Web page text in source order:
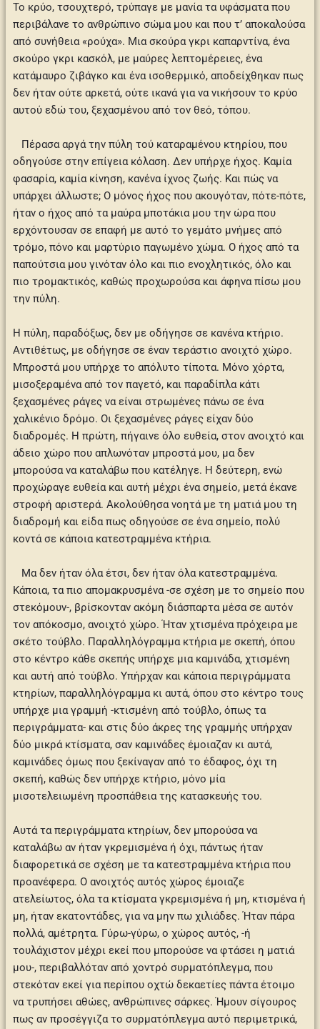
Το κρύο, τσουχτερό, τρύπαγε με μανία τα υφάσματα που
περιβάλανε το ανθρώπινο σώμα μου και που τ’ αποκαλούσα
από συνήθεια «ρούχα». Μια σκούρα γκρι καπαρντίνα, ένα
σκούρο γκρι κασκόλ, με μαύρες λεπτομέρειες, ένα
κατάμαυρο ζιβάγκο και ένα ισοθερμικό, αποδείχθηκαν πως
δεν ήταν ούτε αρκετά, ούτε ικανά για να νικήσουν το κρύο
αυτού εδώ του, ξεχασμένου από τον θεό, τόπου.
Πέρασα αργά την πύλη τού καταραμένου κτηρίου, που
οδηγούσε στην επίγεια κόλαση. Δεν υπήρχε ήχος. Καμία
φασαρία, καμία κίνηση, κανένα ίχνος ζωής. Και πώς να
υπάρχει άλλωστε; Ο μόνος ήχος που ακουγόταν, πότε-πότε,
ήταν ο ήχος από τα μαύρα μποτάκια μου την ώρα που
ερχόντουσαν σε επαφή με αυτό το γεμάτο μνήμες από
τρόμο, πόνο και μαρτύριο παγωμένο χώμα. Ο ήχος από τα
παπούτσια μου γινόταν όλο και πιο ενοχλητικός, όλο και
πιο τρομακτικός, καθώς προχωρούσα και άφηνα πίσω μου
την πύλη.
Η πύλη, παραδόξως, δεν με οδήγησε σε κανένα κτήριο.
Αντιθέτως, με οδήγησε σε έναν τεράστιο ανοιχτό χώρο.
Μπροστά μου υπήρχε το απόλυτο τίποτα. Μόνο χόρτα,
μισοξεραμένα από τον παγετό, και παραδίπλα κάτι
ξεχασμένες ράγες να είναι στρωμένες πάνω σε ένα
χαλικένιο δρόμο. Οι ξεχασμένες ράγες είχαν δύο
διαδρομές. Η πρώτη, πήγαινε όλο ευθεία, στον ανοιχτό και
άδειο χώρο που απλωνόταν μπροστά μου, μα δεν
μπορούσα να καταλάβω που κατέληγε. Η δεύτερη, ενώ
προχώραγε ευθεία και αυτή μέχρι ένα σημείο, μετά έκανε
στροφή αριστερά. Ακολούθησα νοητά με τη ματιά μου τη
διαδρομή και είδα πως οδηγούσε σε ένα σημείο, πολύ
κοντά σε κάποια κατεστραμμένα κτήρια.
Μα δεν ήταν όλα έτσι, δεν ήταν όλα κατεστραμμένα.
Κάποια, τα πιο απομακρυσμένα -σε σχέση με το σημείο που
στεκόμουν-, βρίσκονταν ακόμη διάσπαρτα μέσα σε αυτόν
τον απόκοσμο, ανοιχτό χώρο. Ήταν χτισμένα πρόχειρα με
σκέτο τούβλο. Παραλληλόγραμμα κτήρια με σκεπή, όπου
στο κέντρο κάθε σκεπής υπήρχε μια καμινάδα, χτισμένη
και αυτή από τούβλο. Υπήρχαν και κάποια περιγράμματα
κτηρίων, παραλληλόγραμμα κι αυτά, όπου στο κέντρο τους
υπήρχε μια γραμμή -κτισμένη από τούβλο, όπως τα
περιγράμματα- και στις δύο άκρες της γραμμής υπήρχαν
δύο μικρά κτίσματα, σαν καμινάδες έμοιαζαν κι αυτά,
καμινάδες όμως που ξεκίναγαν από το έδαφος, όχι τη
σκεπή, καθώς δεν υπήρχε κτήριο, μόνο μία
μισοτελειωμένη προσπάθεια της κατασκευής του.
Αυτά τα περιγράμματα κτηρίων, δεν μπορούσα να
καταλάβω αν ήταν γκρεμισμένα ή όχι, πάντως ήταν
διαφορετικά σε σχέση με τα κατεστραμμένα κτήρια που
προανέφερα. Ο ανοιχτός αυτός χώρος έμοιαζε
ατελείωτος, όλα τα κτίσματα γκρεμισμένα ή μη, κτισμένα ή
μη, ήταν εκατοντάδες, για να μην πω χιλιάδες. Ήταν πάρα
πολλά, αμέτρητα. Γύρω-γύρω, ο χώρος αυτός, -ή
τουλάχιστον μέχρι εκεί που μπορούσε να φτάσει η ματιά
μου-, περιβαλλόταν από χοντρό συρματόπλεγμα, που
στεκόταν εκεί για περίπου οχτώ δεκαετίες πάντα έτοιμο
να τρυπήσει αθώες, ανθρώπινες σάρκες. Ήμουν σίγουρος
πως αν προσέγγιζα το συρματόπλεγμα αυτό περιμετρικά,